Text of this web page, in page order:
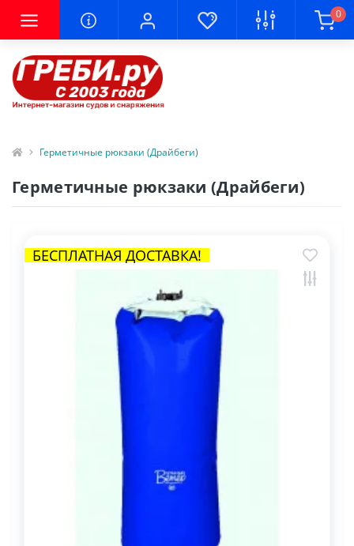
0
Герметичные рюкзаки (Драйбеги)
Герметичные рюкзаки (Драйбеги)
БЕСПЛАТНАЯ ДОСТАВКА!